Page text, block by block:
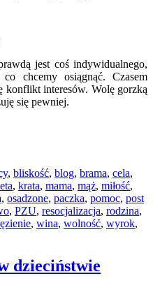
jest coś indywidualnego,
chcemy osiągnąć. Czasem
konflikt interesów. Wolę gorzką
się pewniej.
, bliskość, blog, brama, cela,
, krata, mama, mąż, miłość,
, osadzone, paczka, pomoc, post
, PZU, resocjalizacja, rodzina,
, wina, wolność, wyrok,
dzieciństwie